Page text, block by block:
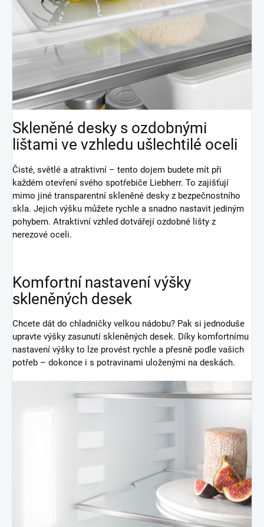
Skleněné desky s ozdobnými
lištami ve vzhledu ušlechtilé oceli
Čisté, světlé a atraktivní – tento dojem budete mít při
každém otevření svého spotřebiče Liebherr. To zajišťují
mimo jiné transparentní skleněné desky z bezpečnostního
skla. Jejich výšku můžete rychle a snadno nastavit jediným
pohybem. Atraktivní vzhled dotvářejí ozdobné lišty z
nerezové oceli.
Komfortní nastavení výšky
skleněných desek
Chcete dát do chladničky velkou nádobu? Pak si jednoduše
upravte výšky zasunutí skleněných desek. Díky komfortnímu
nastavení výšky to lze provést rychle a přesně podle vašich
potřeb – dokonce i s potravinami uloženými na deskách.